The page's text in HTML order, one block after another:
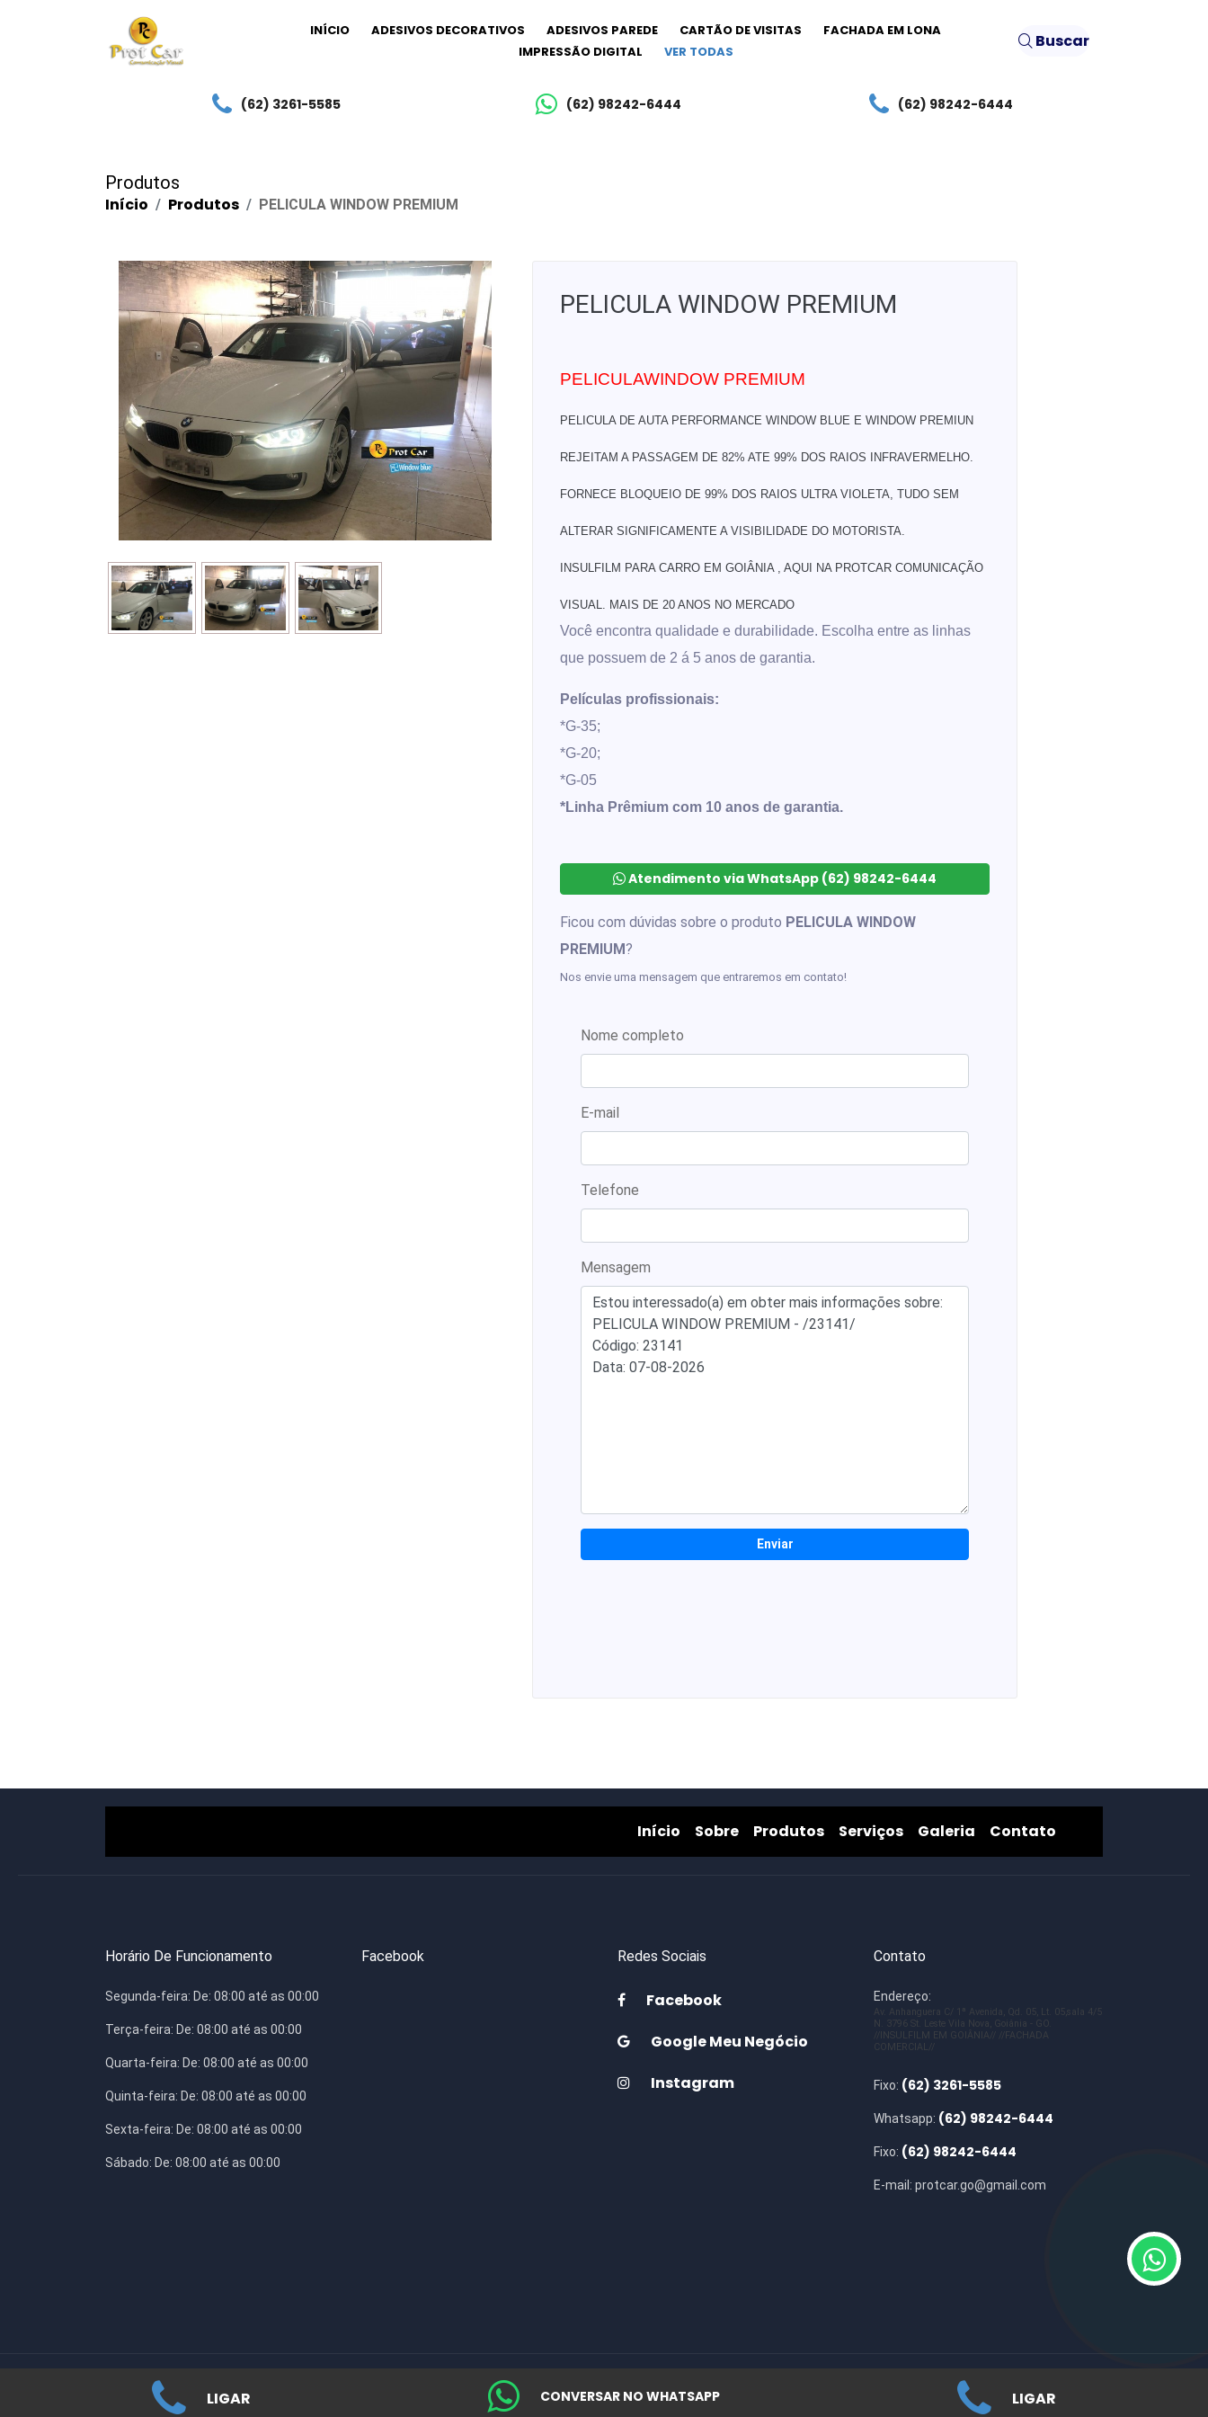
LIGAR CONVERSAR NO WHATSAPP LIGAR
INÍCIO ADESIVOS DECORATIVOS ADESIVOS PAREDE CARTÃO DE VISITAS
FACHADA EM LONA
IMPRESSÃO DIGITAL
VER TODAS
Buscar
(62) 3261-5585 (62) 98242-6444 (62) 98242-6444
Produtos
Início Produtos PELICULA WINDOW PREMIUM
PELICULA WINDOW PREMIUM
PELICULAWINDOW PREMIUM
PELICULA DE AUTA PERFORMANCE WINDOW BLUE E WINDOW PREMIUN
REJEITAM A PASSAGEM DE 82% ATE 99% DOS RAIOS INFRAVERMELHO.
FORNECE BLOQUEIO DE 99% DOS RAIOS ULTRA VIOLETA, TUDO SEM
ALTERAR SIGNIFICAMENTE A VISIBILIDADE DO MOTORISTA.
INSULFILM PARA CARRO EM GOIÂNIA , AQUI NA PROTCAR COMUNICAÇÃO
VISUAL. MAIS DE 20 ANOS NO MERCADO
Você encontra qualidade e durabilidade. Escolha entre as linhas
que possuem de 2 á 5 anos de garantia.
Películas profissionais:
*G-35;
*G-20;
*G-05
*Linha Prêmium com 10 anos de garantia.
Atendimento via WhatsApp (62) 98242-6444
Ficou com dúvidas sobre o produto PELICULA WINDOW
PREMIUM?
Nos envie uma mensagem que entraremos em contato!
Nome completo
E-mail
Telefone
Mensagem
Enviar
InícioInício
SobreSobre
ProdutosProdutos
ServiçosServiços
GaleriaGaleria
ContatoContato
Horário De Funcionamento
Segunda-feira: De: 08:00 até as 00:00
Terça-feira: De: 08:00 até as 00:00
Quarta-feira: De: 08:00 até as 00:00
Quinta-feira: De: 08:00 até as 00:00
Sexta-feira: De: 08:00 até as 00:00
Sábado: De: 08:00 até as 00:00
Facebook Redes Sociais
Facebook
Google Meu Negócio
Instagram
Contato
Endereço:
Av. Anhanguera C/ 1ª Avenida, Qd. 05, Lt. 05,sala 4/5
N. 3796 St. Leste Vila Nova, Goiânia - GO.
//INSULFILM EM GOIÂNIA// //FACHADA
COMERCIAL//
Fixo: (62) 3261-5585
Whatsapp: (62) 98242-6444
Fixo: (62) 98242-6444
E-mail: protcar.go@gmail.com
© Copyright 2019 ClikOfertas.com